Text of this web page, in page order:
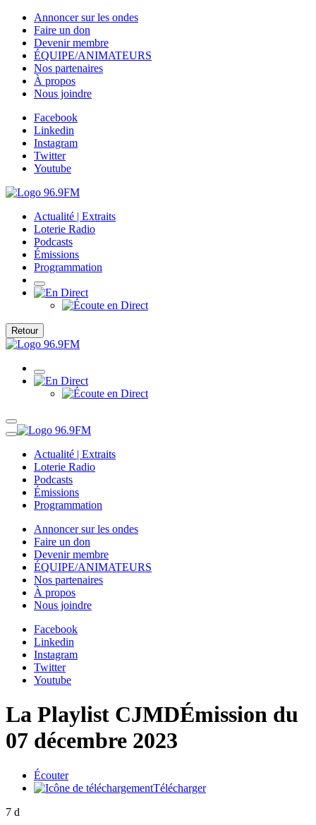
Annoncer sur les ondes
Faire un don
Devenir membre
ÉQUIPE/ANIMATEURS
Nos partenaires
À propos
Nous joindre
Facebook
Linkedin
Instagram
Twitter
Youtube
Actualité | Extraits
Loterie Radio
Podcasts
Émissions
Programmation
Retour
Actualité | Extraits
Loterie Radio
Podcasts
Émissions
Programmation
Annoncer sur les ondes
Faire un don
Devenir membre
ÉQUIPE/ANIMATEURS
Nos partenaires
À propos
Nous joindre
Facebook
Linkedin
Instagram
Twitter
Youtube
La Playlist CJMDÉmission du
07 décembre 2023
Écouter
Télécharger
7 d